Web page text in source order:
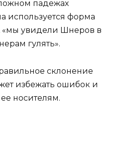
падежах
используется форма
увидели Шнеров в
гулять».
склонение
избежать ошибок и
носителям.